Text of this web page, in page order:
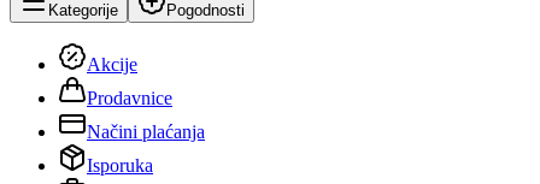
Kategorije Pogodnosti
Akcije
Prodavnice
Načini plaćanja
Isporuka